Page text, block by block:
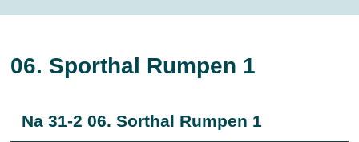
06. Sporthal Rumpen 1
Na 31-2 06. Sorthal Rumpen 1